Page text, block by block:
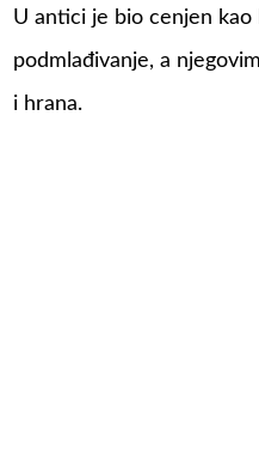
U antici je bio cenjen kao
podmlađivanje, a
i hrana.